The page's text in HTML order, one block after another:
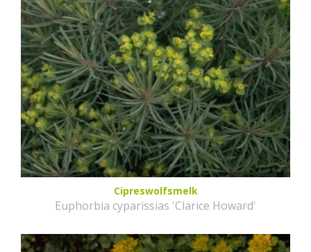
Cipreswolfsmelk
Euphorbia cyparissias 'Clarice Howard'